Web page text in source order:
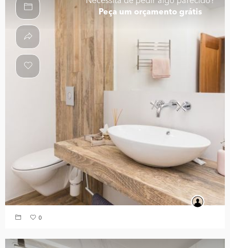
Peça um orçamento grátis
0